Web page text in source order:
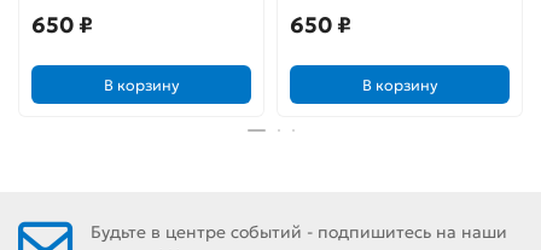
650 ₽
В корзину
650 ₽
В корзину
Будьте в центре событий - подпишитесь на наши